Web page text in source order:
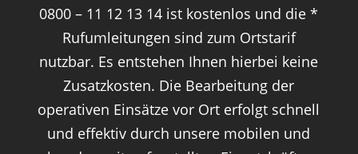
0800 – 11 12 13 14 ist kostenlos und die *
Rufumleitungen sind zum Ortstarif
nutzbar. Es entstehen Ihnen hierbei keine
Zusatzkosten. Die Bearbeitung der
operativen Einsätze vor Ort erfolgt schnell
und effektiv durch unsere mobilen und